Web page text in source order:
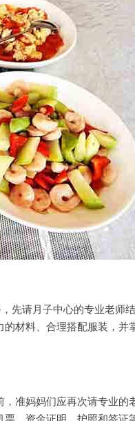
先请月子中心的专业老师
材料、合理搭配服装，并
准妈妈们应再次请专业的
、资金证明、护照和签证